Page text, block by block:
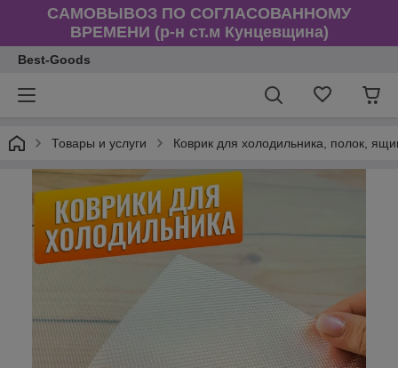
САМОВЫВОЗ ПО СОГЛАСОВАННОМУ
ВРЕМЕНИ (р-н ст.м Кунцевщина)
Best-Goods
Товары и услуги Коврик для холодильника, полок,